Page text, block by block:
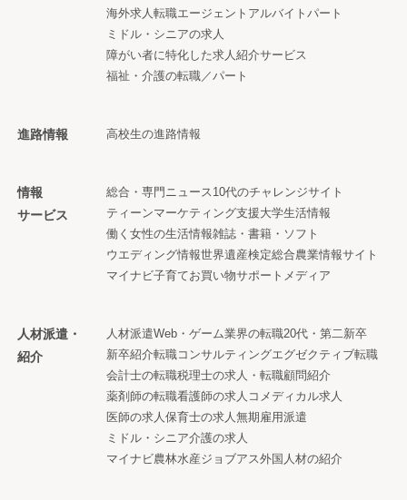
海外求人 転職エージェント アルバイト パート
ミドル・シニアの求人
障がい者に特化した求人紹介サービス
福祉・介護の転職／パート
進路情報 高校生の進路情報
情報
サービス
総合・専門ニュース 10代のチャレンジサイト
ティーンマーケティング支援大学生活情報
働く女性の生活情報雑誌・書籍・ソフト
ウエディング情報世界遺産検定総合農業情報サイト
マイナビ子育てお買い物サポートメディア
人材派遣・
紹介
人材派遣Web・ゲーム業界の転職20代・第二新卒
新卒紹介転職コンサルティングエグゼクティブ転職
会計士の転職税理士の求人・転職顧問紹介
薬剤師の転職看護師の求人 コメディカル求人
医師の求人 保育士の求人 無期雇用派遣
ミドル・シニア介護の求人
マイナビ農林水産ジョブアス外国人材の紹介